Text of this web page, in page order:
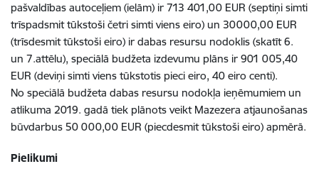
pašvaldības autoceļiem (ielām) ir 713 401,00 EUR (septiņi simti
trīspadsmit tūkstoši četri simti viens eiro) un 30000,00 EUR
(trīsdesmit tūkstoši eiro) ir dabas resursu nodoklis (skatīt 6.
un 7.attēlu), speciālā budžeta izdevumu plāns ir 901 005,40
EUR (deviņi simti viens tūkstotis pieci eiro, 40 eiro centi).
No speciālā budžeta dabas resursu nodokļa ieņēmumiem un
atlikuma 2019. gadā tiek plānots veikt Mazezera atjaunošanas
būvdarbus 50 000,00 EUR (piecdesmit tūkstoši eiro) apmērā.
Pielikumi